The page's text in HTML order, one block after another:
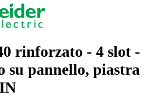
rinforzato - 4 slot -
su pannello, piastra